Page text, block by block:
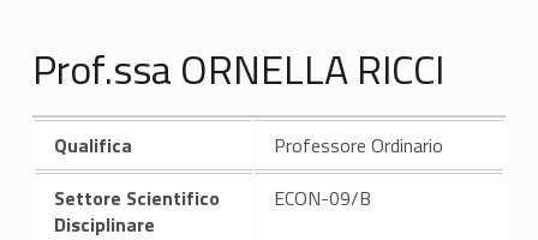
Prof.ssa ORNELLA RICCI
Qualifica
Professore Ordinario
Settore Scientifico
Disciplinare
ECON-09/B